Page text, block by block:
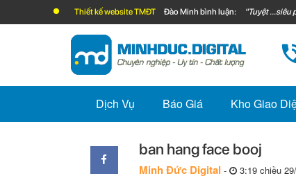
Thiết kế website TMĐT Đào Minh bình luận: "Tuyệt ...siêu
Dịch Vụ Báo Giá Kho Giao
ban hang face booj
Minh Đức Digital - 3:19 chiều